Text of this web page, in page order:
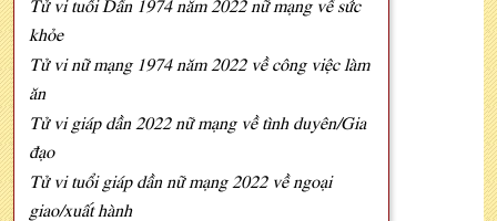
khỏe
Tử vi nữ mạng 1974 năm 2022 về công việc làm
ăn
Tử vi giáp dần 2022 nữ mạng về tình duyên/Gia
đạo
Tử vi tuổi giáp dần nữ mạng 2022 về ngoại
giao/xuất hành